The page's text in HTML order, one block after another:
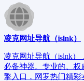
凌克网址导航（islnk）
凌克网址导航（islnk）
必备神器。专业的、权
擎入口，网罗热门精